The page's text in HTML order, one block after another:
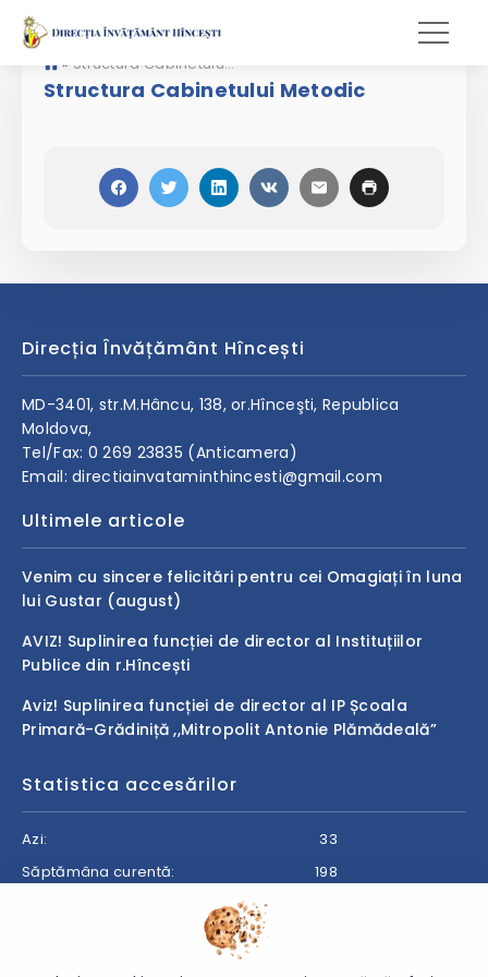
» Structura Cabinetului Metodic
Structura Cabinetului Metodic
Direcția Învățământ Hîncești
MD-3401, str.M.Hâncu, 138, or.Hînceşti, Republica
Moldova,
Tel/Fax: 0 269 23835 (Anticamera)
Email: directiainvataminthincesti@gmail.com
Ultimele articole
Venim cu sincere felicitări pentru cei Omagiați în luna
lui Gustar (august)
AVIZ! Suplinirea funcției de director al Instituțiilor
Publice din r.Hîncești
Aviz! Suplinirea funcției de director al IP Școala
Primară-Grădiniță ,,Mitropolit Antonie Plămădeală”
Statistica accesărilor
Azi:
33
Săptămâna curentă:
198